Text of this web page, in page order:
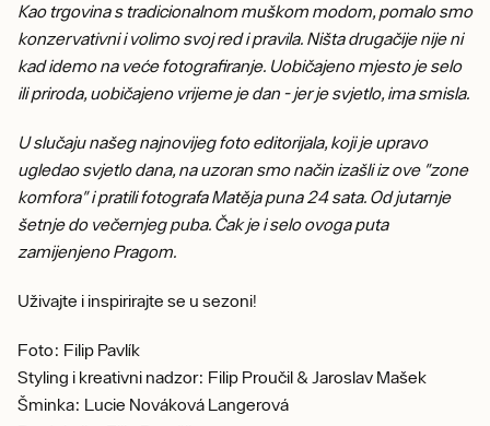
Kao trgovina s tradicionalnom muškom modom, pomalo smo
konzervativni i volimo svoj red i pravila. Ništa drugačije nije ni
kad idemo na veće fotografiranje. Uobičajeno mjesto je selo
ili priroda, uobičajeno vrijeme je dan - jer je svjetlo, ima smisla.
U slučaju našeg najnovijeg foto editorijala, koji je upravo
ugledao svjetlo dana, na uzoran smo način izašli iz ove "zone
komfora" i pratili fotografa Matěja puna 24 sata. Od jutarnje
šetnje do večernjeg puba. Čak je i selo ovoga puta
zamijenjeno Pragom.
Uživajte i inspirirajte se u sezoni!
Foto: Filip Pavlík
Styling i kreativni nadzor: Filip Proučil & Jaroslav Mašek
Šminka: Lucie Nováková Langerová